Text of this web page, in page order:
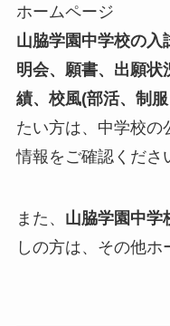
ホームページ
山脇学園中学校の入
明会、願書、出願状
績、校風(部活、制服
たい方は、中学校の
情報をご確認くださ
また、 山脇学園中学
しの方は、その他ホ